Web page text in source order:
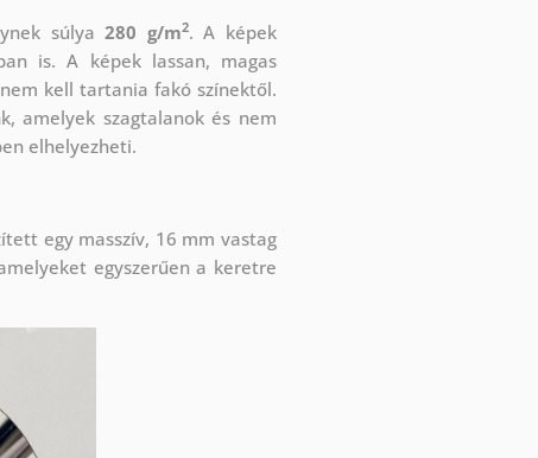
súlya280 g/m2. A képek
is. A képek lassan, magas
kell tartania fakó színektől.
amelyek szagtalanok és nem
elhelyezheti.
egy masszív, 16 mm vastag
egyszerűen a keretre